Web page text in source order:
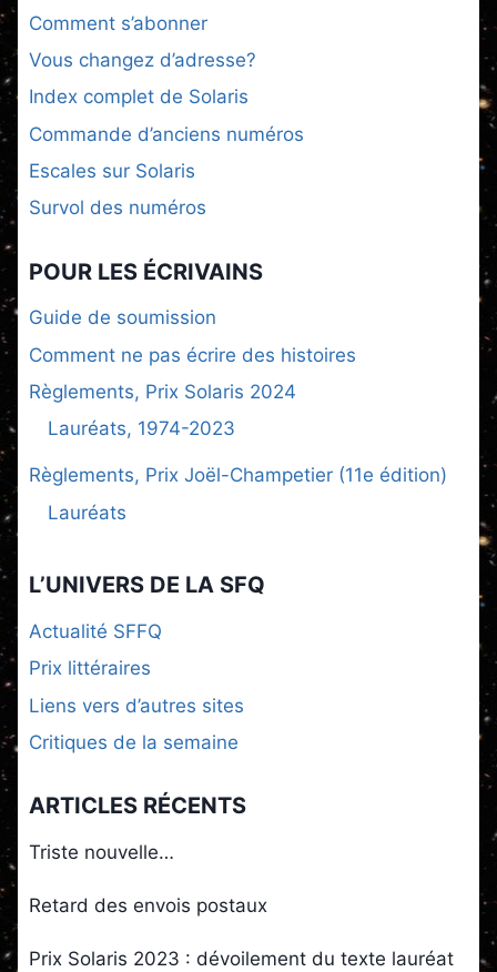
Comment s’abonner
Vous changez d’adresse?
Index complet de Solaris
Commande d’anciens numéros
Escales sur Solaris
Survol des numéros
POUR LES ÉCRIVAINS
Guide de soumission
Comment ne pas écrire des histoires
Règlements, Prix Solaris 2024
Lauréats, 1974-2023
Règlements, Prix Joël-Champetier (11e édition)
Lauréats
L’UNIVERS DE LA SFQ
Actualité SFFQ
Prix littéraires
Liens vers d’autres sites
Critiques de la semaine
ARTICLES RÉCENTS
Triste nouvelle…
Retard des envois postaux
Prix Solaris 2023 : dévoilement du texte lauréat